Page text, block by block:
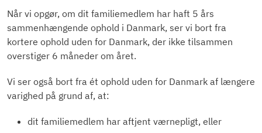
Når vi opgør, om dit familiemedlem har haft 5 års
sammenhængende ophold i Danmark, ser vi bort fra
kortere ophold uden for Danmark, der ikke tilsammen
overstiger 6 måneder om året.
Vi ser også bort fra ét ophold uden for Danmark af længere
varighed på grund af, at:
dit familiemedlem har aftjent værnepligt, eller